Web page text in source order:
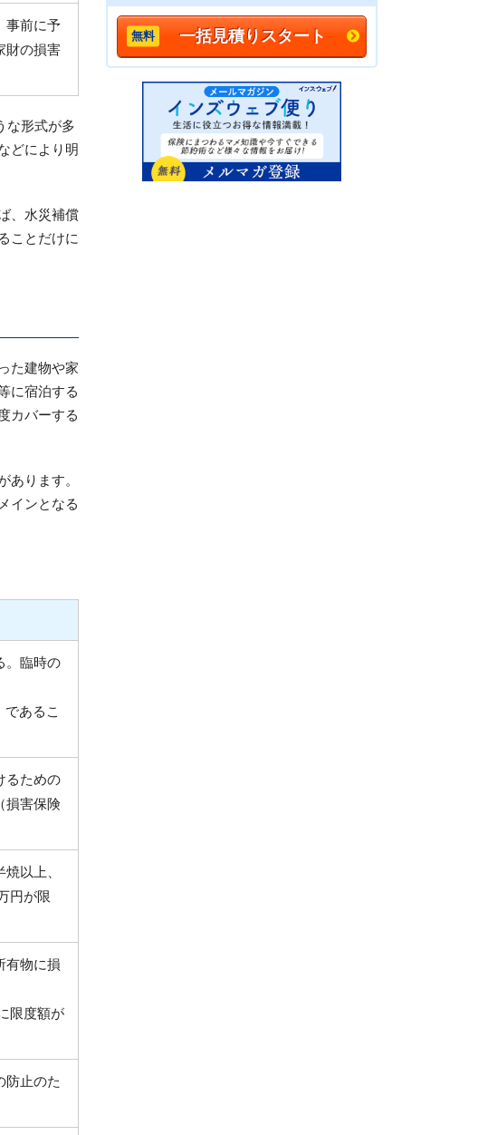
事前に予
財の損害
な形式が多
どにより明
、水災補償
ことだけに
た建物や家
に宿泊する
カバーする
ります。
インとなる
。臨時の
あるこ
るための
損害保険
以上、
円が限
有物に損
限度額が
防止のた
一括見積りスタート